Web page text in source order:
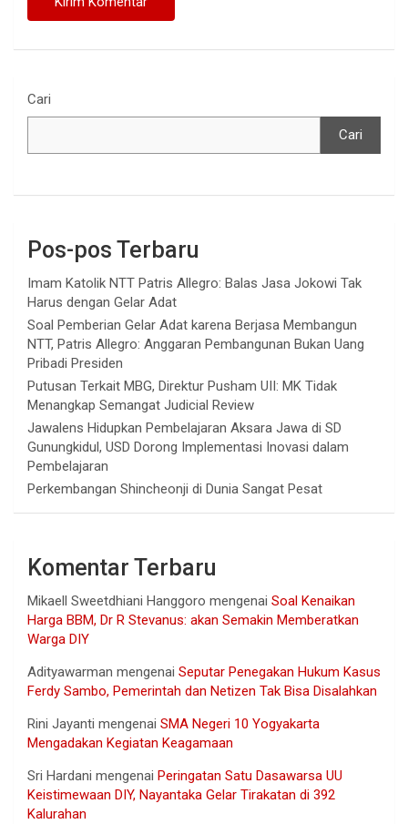
Cari
Cari
Pos-pos Terbaru
Imam Katolik NTT Patris Allegro: Balas Jasa Jokowi Tak
Harus dengan Gelar Adat
Soal Pemberian Gelar Adat karena Berjasa Membangun
NTT, Patris Allegro: Anggaran Pembangunan Bukan Uang
Pribadi Presiden
Putusan Terkait MBG, Direktur Pusham UII: MK Tidak
Menangkap Semangat Judicial Review
Jawalens Hidupkan Pembelajaran Aksara Jawa di SD
Gunungkidul, USD Dorong Implementasi Inovasi dalam
Pembelajaran
Perkembangan Shincheonji di Dunia Sangat Pesat
Komentar Terbaru
Mikaell Sweetdhiani Hanggoro mengenai Soal Kenaikan
Harga BBM, Dr R Stevanus: akan Semakin Memberatkan
Warga DIY
Adityawarman mengenai Seputar Penegakan Hukum Kasus
Ferdy Sambo, Pemerintah dan Netizen Tak Bisa Disalahkan
Rini Jayanti mengenai SMA Negeri 10 Yogyakarta
Mengadakan Kegiatan Keagamaan
Sri Hardani mengenai Peringatan Satu Dasawarsa UU
Keistimewaan DIY, Nayantaka Gelar Tirakatan di 392
Kalurahan